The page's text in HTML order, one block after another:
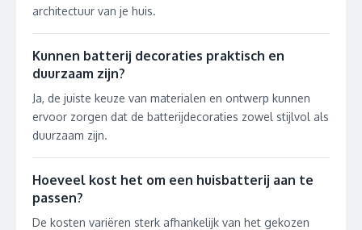
architectuur van je huis.
Kunnen batterij decoraties praktisch en
duurzaam zijn?
Ja, de juiste keuze van materialen en ontwerp kunnen
ervoor zorgen dat de batterijdecoraties zowel stijlvol als
duurzaam zijn.
Hoeveel kost het om een huisbatterij aan te
passen?
De kosten variëren sterk afhankelijk van het gekozen